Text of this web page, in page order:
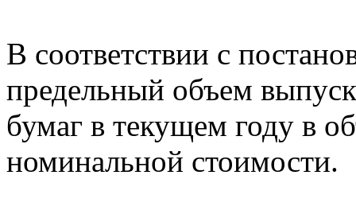
В соответствии с
предельный объем
бумаг в текущем году в
номинальной стоимости.